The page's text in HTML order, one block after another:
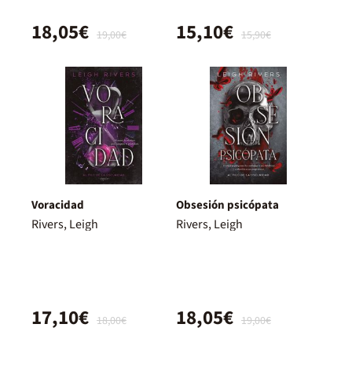
19,00€
18,05€ 15,90€
15,10€
Voracidad
Rivers, Leigh
18,00€
17,10€
Obsesión psicópata
Rivers, Leigh
19,00€
18,05€